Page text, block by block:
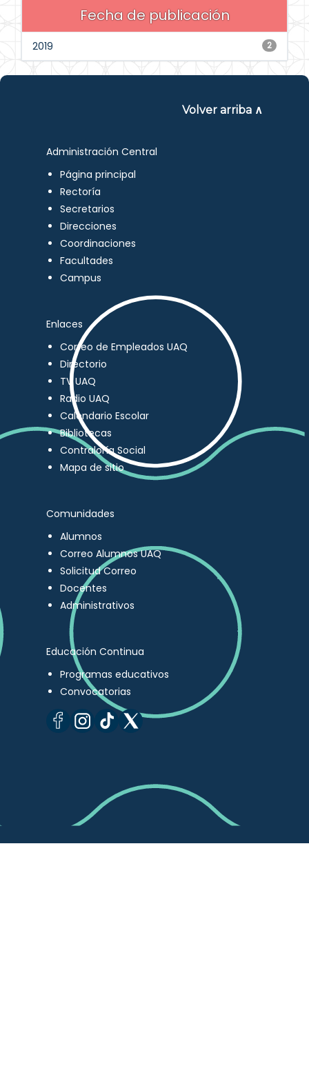
Fecha de publicación
2
2019
Volver arriba ∧
Administración Central
Página principal
Rectoría
Secretarios
Direcciones
Coordinaciones
Facultades
Campus
Enlaces
Correo de Empleados UAQ
Directorio
TV UAQ
Radio UAQ
Calendario Escolar
Bibliotecas
Contraloría Social
Mapa de sitio
Comunidades
Alumnos
Correo Alumnos UAQ
Solicitud Correo
Docentes
Administrativos
Educación Continua
Programas educativos
Convocatorias